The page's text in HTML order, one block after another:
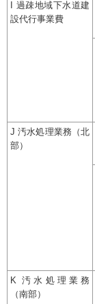
I 過疎地域下水道建
設代行事業費
J 汚水処理業務（北
部）
K 汚水処理業務
（南部）